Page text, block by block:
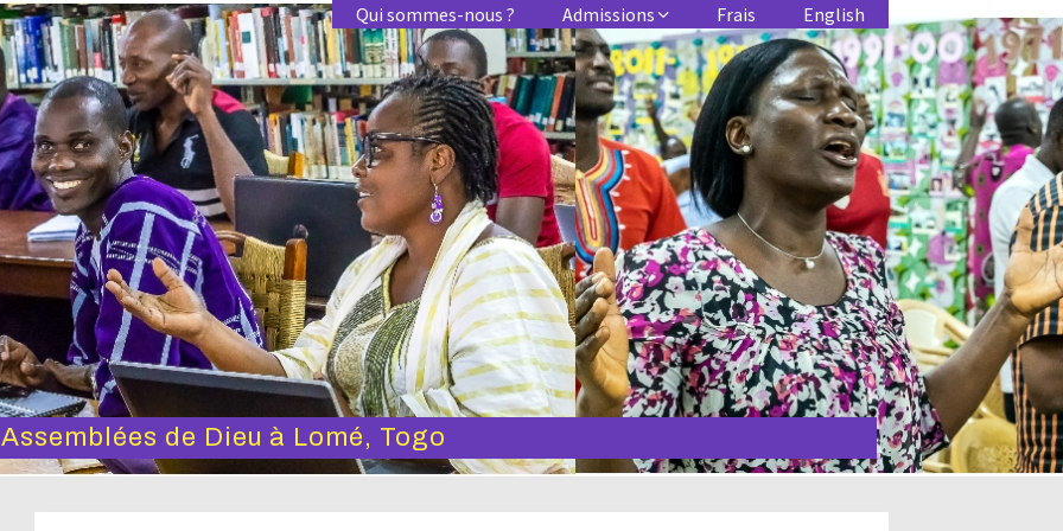
Qui sommes-nous ? Admissions Frais English
de Dieu à Lomé, Togo